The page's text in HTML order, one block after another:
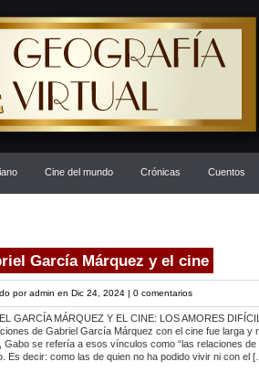
Cine del mundo Crónicas Cuentos
García Márquez y el cine
poradmin en Dic 24, 2024 | 0 comentarios
GARCÍA MÁRQUEZ Y EL CINE: LOS AMORES
de Gabriel García Márquez con el cine fue larga y
Gabo se refería a esos vínculos como “las relaciones de
Es decir: como las de quien no ha podido vivir ni con el